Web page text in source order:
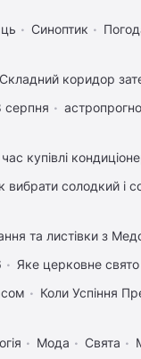
Синоптик
Складний коридор
серпня
купівлі
вибрати солодкий і
та листівки з
Яке церковне
Коли Успіння
Мода Свята